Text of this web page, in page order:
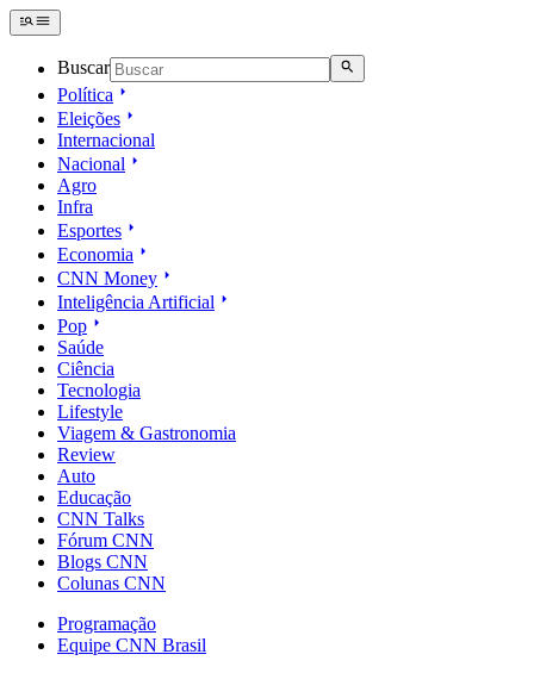
Buscar
Política
Eleições
Internacional
Nacional
Agro
Infra
Esportes
Economia
CNN Money
Inteligência Artificial
Pop
Saúde
Ciência
Tecnologia
Lifestyle
Viagem & Gastronomia
Review
Auto
Educação
CNN Talks
Fórum CNN
Blogs CNN
Colunas CNN
Programação
Equipe CNN Brasil